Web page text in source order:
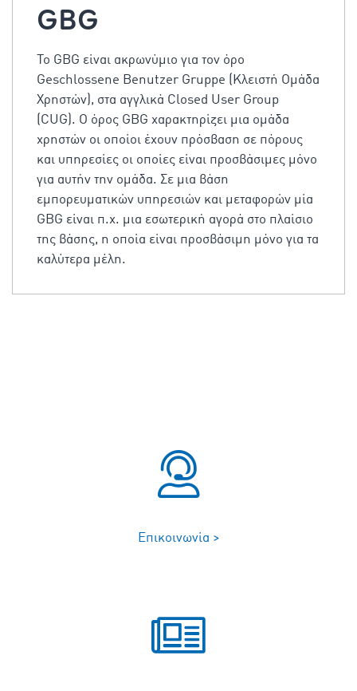
GBG
Το GBG είναι ακρωνύμιο για τον όρο
Geschlossene Benutzer Gruppe (Κλειστή Ομάδα
Χρηστών), στα αγγλικά Closed User Group
(CUG). Ο όρος GBG χαρακτηρίζει μια ομάδα
χρηστών οι οποίοι έχουν πρόσβαση σε πόρους
και υπηρεσίες οι οποίες είναι προσβάσιμες μόνο
για αυτήν την ομάδα. Σε μια βάση
εμπορευματικών υπηρεσιών και μεταφορών μία
GBG είναι π.χ. μια εσωτερική αγορά στο πλαίσιο
της βάσης, η οποία είναι προσβάσιμη μόνο για τα
καλύτερα μέλη.
Επικοινωνία >